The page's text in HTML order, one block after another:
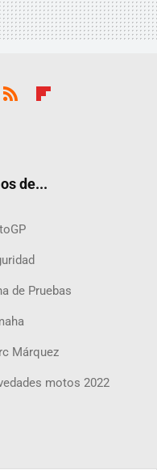
de...
de Pruebas
Márquez
motos 2022